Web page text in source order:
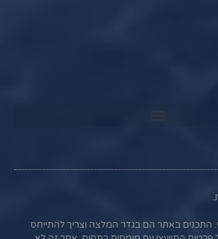
התכנים באתר הם בגדר המלצה וצריך להתייחס